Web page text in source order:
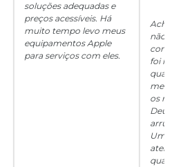
soluções adequadas e
preços acessíveis. Há
muito tempo levo meus
equipamentos Apple
para serviços com eles.
Achei
não
foi
me
os
Deus,
Um